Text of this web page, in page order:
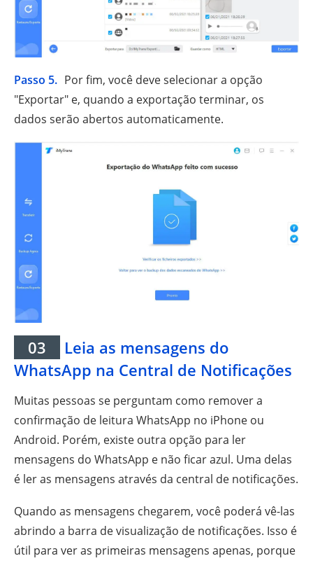
Passo 5. Por fim, você deve selecionar a opção
"Exportar" e, quando a exportação terminar, os
dados serão abertos automaticamente.
03
Leia as mensagens do
WhatsApp na Central de Notificações
Muitas pessoas se perguntam como remover a
confirmação de leitura WhatsApp no iPhone ou
Android. Porém, existe outra opção para ler
mensagens do WhatsApp e não ficar azul. Uma delas
é ler as mensagens através da central de notificações.
Quando as mensagens chegarem, você poderá vê-las
abrindo a barra de visualização de notificações. Isso é
útil para ver as primeiras mensagens apenas, porque